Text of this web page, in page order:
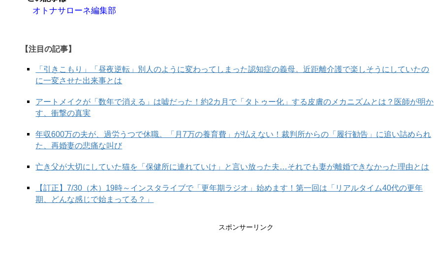
オトナサローネ編集部
【注目の記事】
「引きこもり」「昼夜逆転」別人のように変わってしまった認知症の義母。近距離介護で楽しそうにしていたの
に一変させた出来事とは
アートメイクが「数年で消える」は嘘だった！約2カ月で「タトゥー化」する皮膚のメカニズムとは？医師が明か
す、衝撃の真実
年収600万の夫が、過労うつで休職。「月7万の養育費」が払えない！裁判所からの「履行勧告」に追い詰められ
た、再婚妻の悲痛な叫び
亡き父が大切にしていた猫を「保健所に連れていけ」と言い放った夫…それでも妻が離婚できなかった理由とは
【訂正】7/30（木）19時～インスタライブで「更年期ラジオ」始めます！第一回は「リアルタイム40代の更年
期、どんな感じで始まってる？」
スポンサーリンク